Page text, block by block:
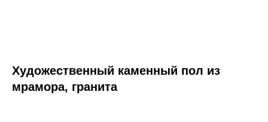
Художественный каменный пол из
мрамора, гранита